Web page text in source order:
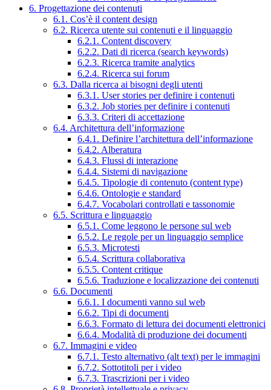
6. Progettazione dei contenuti
6.1. Cos’è il content design
6.2. Ricerca utente sui contenuti e il linguaggio
6.2.1. Content discovery
6.2.2. Dati di ricerca (search keywords)
6.2.3. Ricerca tramite analytics
6.2.4. Ricerca sui forum
6.3. Dalla ricerca ai bisogni degli utenti
6.3.1. User stories per definire i contenuti
6.3.2. Job stories per definire i contenuti
6.3.3. Criteri di accettazione
6.4. Architettura dell’informazione
6.4.1. Definire l’architettura dell’informazione
6.4.2. Alberatura
6.4.3. Flussi di interazione
6.4.4. Sistemi di navigazione
6.4.5. Tipologie di contenuto (content type)
6.4.6. Ontologie e standard
6.4.7. Vocabolari controllati e tassonomie
6.5. Scrittura e linguaggio
6.5.1. Come leggono le persone sul web
6.5.2. Le regole per un linguaggio semplice
6.5.3. Microtesti
6.5.4. Scrittura collaborativa
6.5.5. Content critique
6.5.6. Traduzione e localizzazione dei contenuti
6.6. Documenti
6.6.1. I documenti vanno sul web
6.6.2. Tipi di documenti
6.6.3. Formato di lettura dei documenti elettronici
6.6.4. Modalità di produzione dei documenti
6.7. Immagini e video
6.7.1. Testo alternativo (alt text) per le immagini
6.7.2. Sottotitoli per i video
6.7.3. Trascrizioni per i video